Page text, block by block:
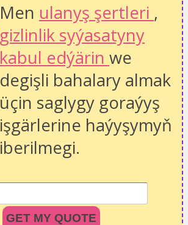
Men ulanyş şertleri ,
gizlinlik syýasatyny
kabul edýärin we
degişli bahalary almak
üçin saglygy goraýyş
işgärlerine haýyşymyň
iberilmegi.
GET MY QUOTE